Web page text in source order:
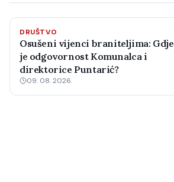
DRUŠTVO
Osušeni vijenci braniteljima: Gdje
je odgovornost Komunalca i
direktorice Puntarić?
09. 08. 2026.